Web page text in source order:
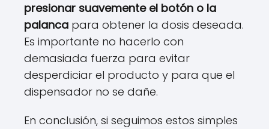
presionar suavemente el botón o la
palanca para obtener la dosis deseada.
Es importante no hacerlo con
demasiada fuerza para evitar
desperdiciar el producto y para que el
dispensador no se dañe.
En conclusión, si seguimos estos simples